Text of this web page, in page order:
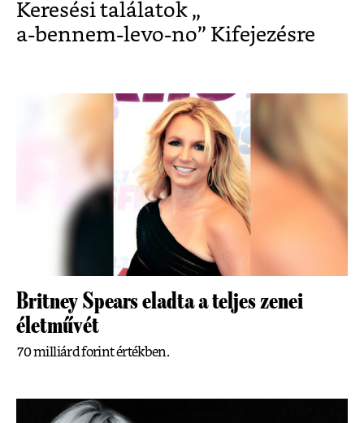
Keresési találatok „
a-bennem-levo-no” Kifejezésre
Britney Spears eladta a teljes zenei
életművét
70 milliárd forint értékben.